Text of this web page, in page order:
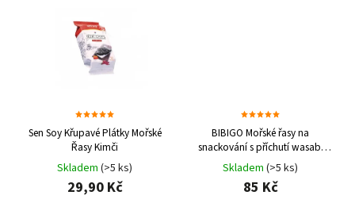
Sen Soy Křupavé Plátky Mořské
Řasy Kimči
Skladem (>5 ks)
29,90 Kč
BIBIGO Mořské řasy na
snackování s příchutí wasabi
3x5g
Skladem (>5 ks)
85 Kč